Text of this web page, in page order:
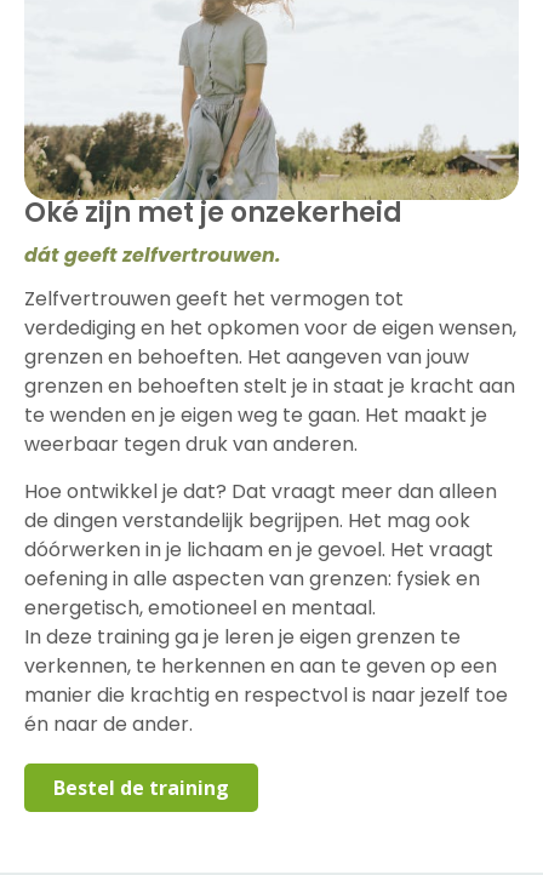
Oké zijn met je onzekerheid
dát geeft zelfvertrouwen.
Zelfvertrouwen geeft het vermogen tot
verdediging en het opkomen voor de eigen wensen,
grenzen en behoeften. Het aangeven van jouw
grenzen en behoeften stelt je in staat je kracht aan
te wenden en je eigen weg te gaan. Het maakt je
weerbaar tegen druk van anderen.
Hoe ontwikkel je dat? Dat vraagt meer dan alleen
de dingen verstandelijk begrijpen. Het mag ook
dóórwerken in je lichaam en je gevoel. Het vraagt
oefening in alle aspecten van grenzen: fysiek en
energetisch, emotioneel en mentaal.
In deze training ga je leren je eigen grenzen te
verkennen, te herkennen en aan te geven op een
manier die krachtig en respectvol is naar jezelf toe
én naar de ander.
Bestel de training